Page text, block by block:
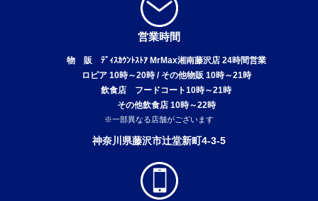
営業時間
物 販 ﾃﾞｨｽｶｳﾝﾄｽﾄｱ MrMax湘南藤沢店 24時間営業
ロピア 10時～20時 / その他物販 10時～21時
飲食店 フードコート10時～21時
その他飲食店 10時～22時
※一部異なる店舗がございます
神奈川県藤沢市辻堂新町4-3-5